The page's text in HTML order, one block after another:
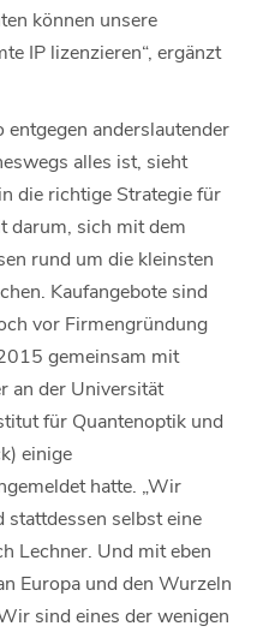
können unsere
IP lizenzieren“, ergänzt
anderslautender
alles ist, sieht
die richtige Strategie für
darum, sich mit dem
rund um die kleinsten
Kaufangebote sind
vor Firmengründung
gemeinsam mit
an der Universität
für Quantenoptik und
einige
hatte. „Wir
stattdessen selbst eine
Lechner. Und mit eben
Europa und den Wurzeln
sind eines der wenigen